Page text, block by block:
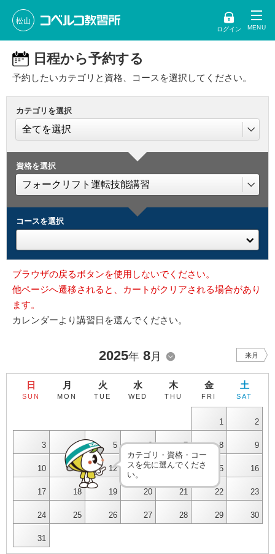
松山
ログイン
日程から予約する
予約したいカテゴリと資格、コースを選択してください。
カテゴリを選択
資格を選択
コースを選択
ブラウザの戻るボタンを使用しないでください。
他ページへ遷移されると、カートがクリアされる場合があり
ます。
カレンダーより講習日を選んでください。
2025年 8月 来月
日
SUN
月
MON
火
TUE
水
WED
木
THU
金
FRI
土
SAT
1 2
3 4 5 6 7 8 9
10 11 12 13 14 15 16
17 18 19 20 21 22 23
24 25 26 27 28 29 30
31
カテゴリ・資格・コー
スを先に選んでくださ
い。